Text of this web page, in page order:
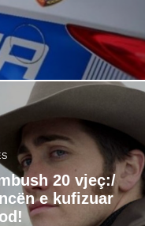
20 vjeç:/
e kufizuar